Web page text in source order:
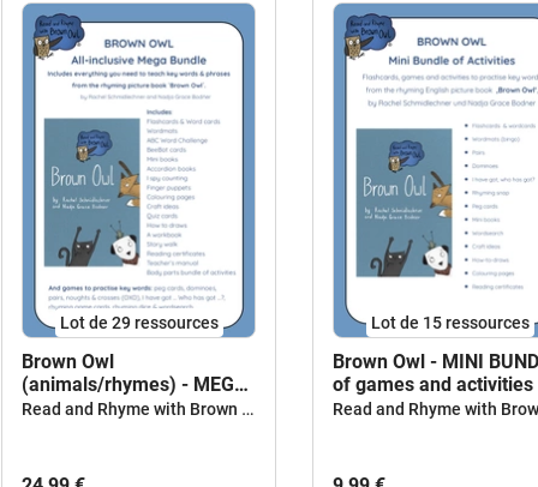
Lot de 29 ressources
Brown Owl
(animals/rhymes) - MEGA
BUNDLE
Read and Rhyme with Brown Owl
Lot de 15 ressources
Brown Owl - MINI
of games and activities